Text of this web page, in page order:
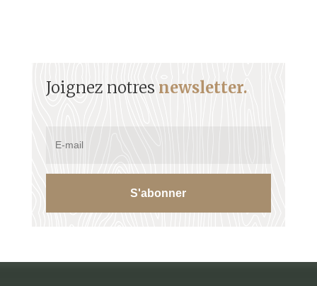
Joignez notres newsletter.
S'abonner